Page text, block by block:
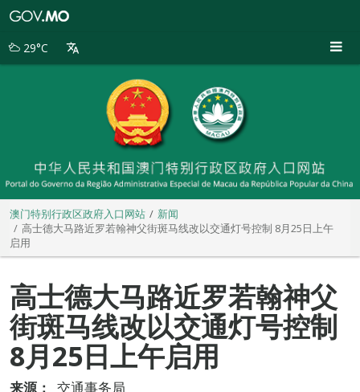
别
29°C
澳门特别行政区政府入口网站
新闻
高士德大马路近罗若翰神父街斑马线改以交通灯号控制 8月25日上午
启用
高士德大马路近罗若翰神父
街斑马线改以交通灯号控制
8月25日上午启用
来源：
交通事务局